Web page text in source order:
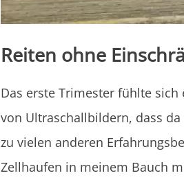
Reiten ohne
Das erste Trimester fühlte
von Ultraschallbildern, dass
zu vielen anderen
Zellhaufen in meinem Bauch